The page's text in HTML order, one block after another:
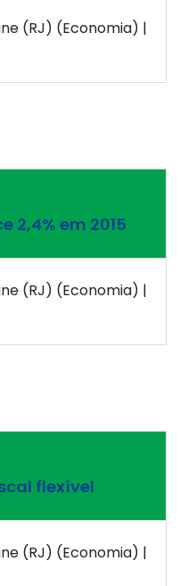
(RJ) (Economia) |
2,4% em 2015
(RJ) (Economia) |
flexível
(RJ) (Economia) |